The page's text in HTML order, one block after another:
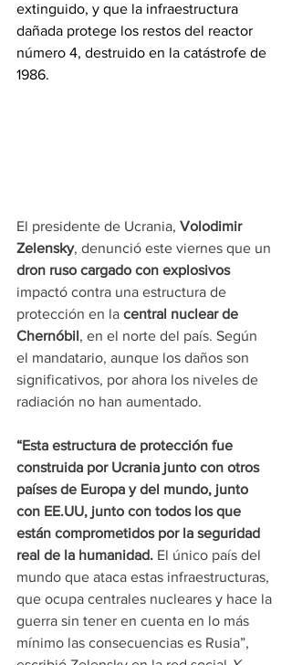
extinguido, y que la infraestructura
dañada protege los restos del reactor
número 4, destruido en la catástrofe de
1986.
El presidente de Ucrania, Volodimir
Zelensky, denunció este viernes que un
dron ruso cargado con explosivos
impactó contra una estructura de
protección en la central nuclear de
Chernóbil, en el norte del país. Según
el mandatario, aunque los daños son
significativos, por ahora los niveles de
radiación no han aumentado.
“Esta estructura de protección fue
construida por Ucrania junto con otros
países de Europa y del mundo, junto
con EE.UU, junto con todos los que
están comprometidos por la seguridad
real de la humanidad. El único país del
mundo que ataca estas infraestructuras,
que ocupa centrales nucleares y hace la
guerra sin tener en cuenta en lo más
mínimo las consecuencias es Rusia”,